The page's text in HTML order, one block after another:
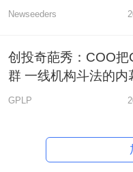
Newseeders
创投奇葩秀：COO把
群 一线机构斗法的内
GPLP